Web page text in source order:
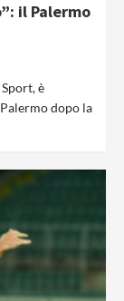
il Palermo
è
dopo la